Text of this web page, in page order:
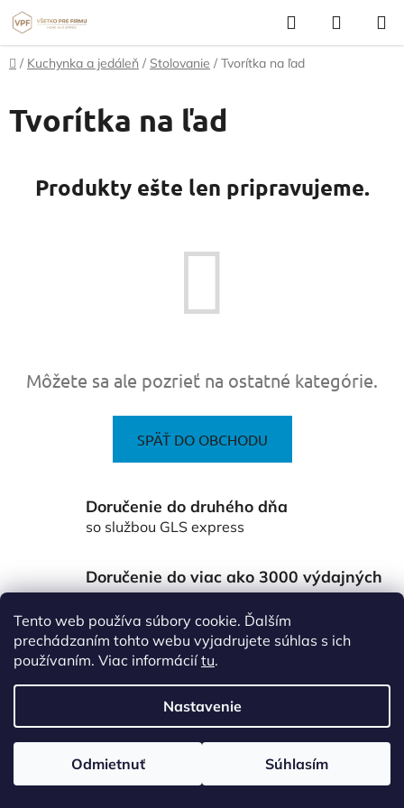
Tento web používa súbory cookie. Ďalším
prechádzaním tohto webu vyjadrujete súhlas s ich
používaním. Viac informáciítu.
Nastavenie
Odmietnuť Súhlasím
Prejsť
na
obsah
Hľadať
KOŠÍK
Domov
/ Kuchynka a jedáleň / Stolovanie / Tvorítka na ľad
Tvorítka na ľad
Produkty ešte len pripravujeme.
Môžete sa ale pozrieť na ostatné kategórie.
SPÄŤ DO OBCHODU
Doručenie do druhého dňa
so službou GLS express
Doručenie do viac ako 3000 výdajných
miest Packeta
po celom Slovensku
Vytvoril Shoptet
Copyright 2026www.vsetkoprefirmu.sk. Všetky práva
vyhradené.
Upraviť nastavenie cookies